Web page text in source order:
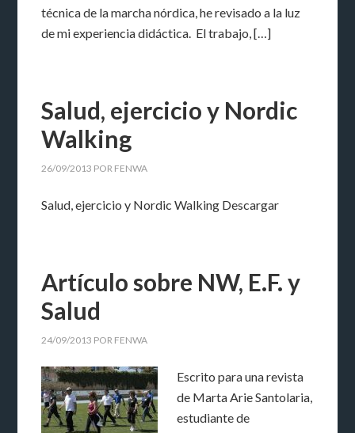
técnica de la marcha nórdica, he revisado a la luz
de mi experiencia didáctica. El trabajo, […]
Salud, ejercicio y Nordic
Walking
26/09/2013 POR FENWA
Salud, ejercicio y Nordic Walking Descargar
Artículo sobre NW, E.F. y
Salud
24/09/2013 POR FENWA
Escrito para una revista
de Marta Arie Santolaria,
estudiante de